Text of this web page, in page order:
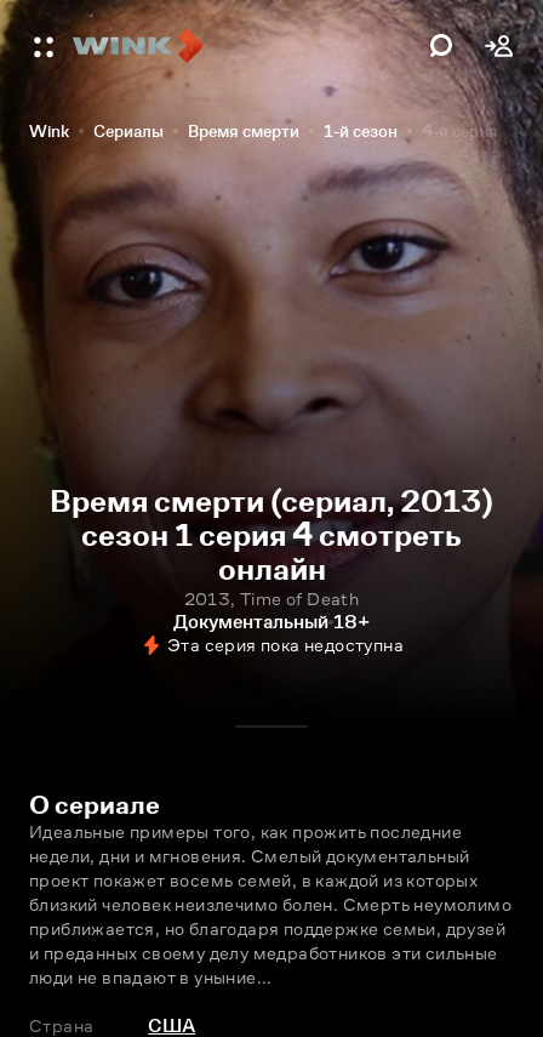
Wink Сериалы Время смерти 1-й сезон 4-я серия
Время смерти (сериал, 2013)
сезон 1 серия 4 смотреть
онлайн
2013, Time of Death
Документальный 18+
Эта серия пока недоступна
О сериале
Идеальные примеры того, как прожить последние
недели, дни и мгновения. Смелый документальный
проект покажет восемь семей, в каждой из которых
близкий человек неизлечимо болен. Смерть неумолимо
приближается, но благодаря поддержке семьи, друзей
и преданных своему делу медработников эти сильные
люди не впадают в уныние...
Страна США